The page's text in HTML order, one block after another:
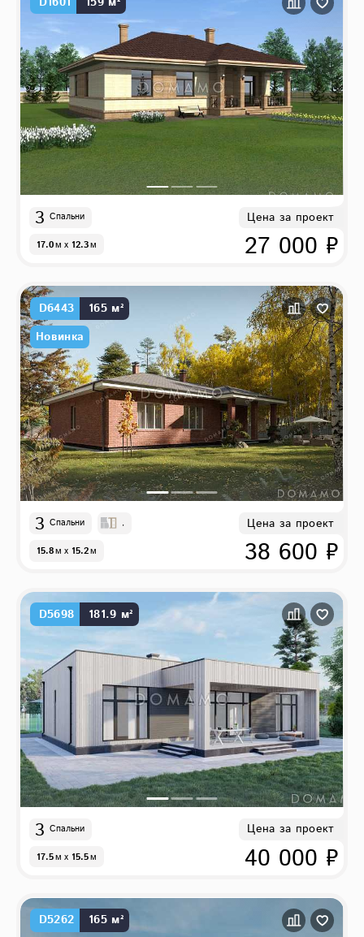
3 Спальни
17.0м x 12.3м
Цена за проект
27 000 ₽
D6443
165 м²
Новинка
3 Спальни ,
15.8м x 15.2м
Цена за проект
38 600 ₽
D5698 181.9 м²
3 Спальни
17.5м x 15.5м
Цена за проект
40 000 ₽
D5262 165 м²